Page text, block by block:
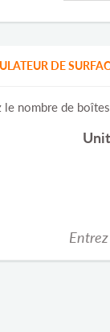
DE
le nombre de